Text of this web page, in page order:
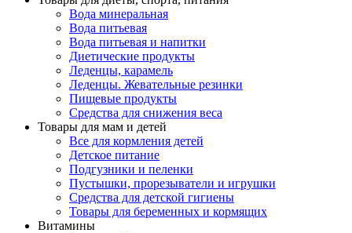
Вода минеральная
Вода питьевая
Вода питьевая и напитки
Диетические продукты
Леденцы, карамель
Леденцы. Жевательные резинки
Пищевые продукты
Средства для снижения веса
Товары для мам и детей
Все для кормления детей
Детское питание
Подгузники и пеленки
Пустышки, прорезыватели и игрушки
Средства для детской гигиены
Товары для беременных и кормящих
Витамины